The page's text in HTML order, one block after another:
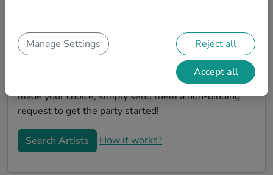
play your big day in Mannheim? You're in the right
spot! At SofaConcerts you'll discover unique,
professional, creative bands that will work with you to
make your big day a success! Browse our bands, listen
to their music, watch their videos, and when you've
made your choice, simply send them a non-binding
request to get the party started!
Search Artists How it works?
Manage Settings Reject all
Accept all